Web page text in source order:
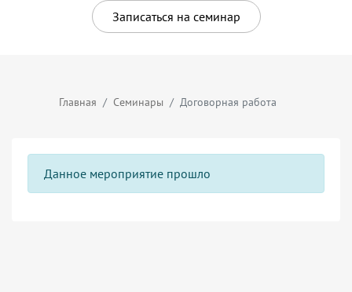
Записаться на семинар
Главная Семинары Договорная работа
Данное мероприятие прошло